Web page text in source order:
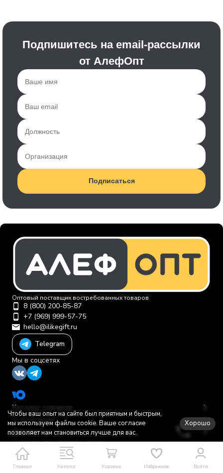
Подпишитесь на email-рассылки
от АлефОпт
Подписаться
Главная Каталог Корзина Избранное Войти
Оптовый поставщик востребованных товаров
8 (800) 200-85-87
+7 (969) 999-57-75
hello@ilikegift.ru
Telegram
Мы в соцсетях
Каталог товаров
О компании
Помощь
Политика персональных данных
© 2012-2026 ООО "Первая торговая компания"
Чтобы ваш опыт на сайте был приятным и быстрым,
мы используем файлы cookie. Ваше согласие
позволяет нам становиться лучше для вас.
Хорошо